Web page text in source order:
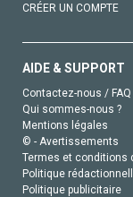
CRÉER UN COMPTE
AIDE & SUPPORT
Contactez-nous / FAQ
Qui sommes-nous ?
Mentions légales
© - Avertissements
Termes et conditions
Politique
Politique publicitaire